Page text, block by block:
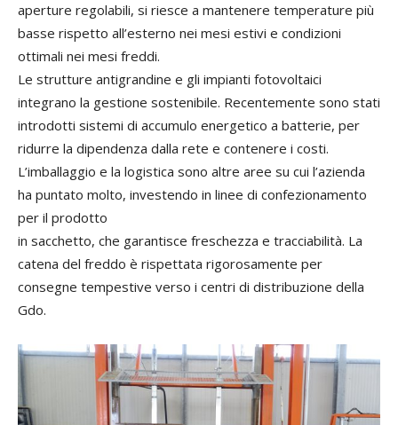
aperture regolabili, si riesce a mantenere temperature più
basse rispetto all’esterno nei mesi estivi e condizioni
ottimali nei mesi freddi.
Le strutture antigrandine e gli impianti fotovoltaici
integrano la gestione sostenibile. Recentemente sono stati
introdotti sistemi di accumulo energetico a batterie, per
ridurre la dipendenza dalla rete e contenere i costi.
L’imballaggio e la logistica sono altre aree su cui l’azienda
ha puntato molto, investendo in linee di confezionamento
per il prodotto
in sacchetto, che garantisce freschezza e tracciabilità. La
catena del freddo è rispettata rigorosamente per
consegne tempestive verso i centri di distribuzione della
Gdo.